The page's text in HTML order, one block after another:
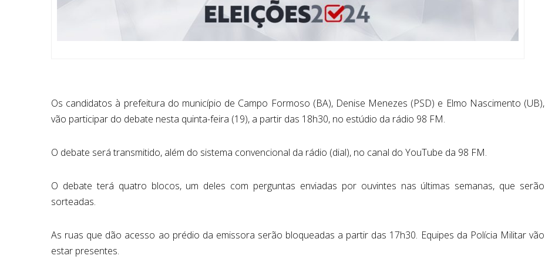
Os candidatos à prefeitura do município de Campo Formoso (BA), Denise Menezes (PSD) e Elmo Nascimento (UB),
vão participar do debate nesta quinta-feira (19), a partir das 18h30, no estúdio da rádio 98 FM.
O debate será transmitido, além do sistema convencional da rádio (dial), no canal do YouTube da 98 FM.
O debate terá quatro blocos, um deles com perguntas enviadas por ouvintes nas últimas semanas, que serão
sorteadas.
As ruas que dão acesso ao prédio da emissora serão bloqueadas a partir das 17h30. Equipes da Polícia Militar vão
estar presentes.